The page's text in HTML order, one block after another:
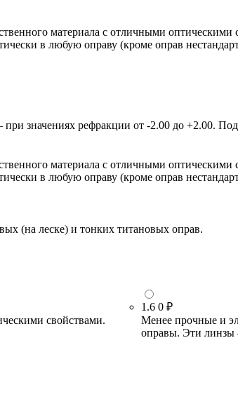
материала с отличными
в любую оправу (кроме оправ
значениях рефракции от -2.00 до +2.00.
материала с отличными
в любую оправу (кроме оправ
(на леске) и тонких титановых оправ.
свойствами.
1.6 0 ₽
Менее прочные и
оправы. Эти линзы